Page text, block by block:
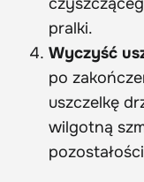
pralki.
Wyczyść
po
uszczelkę
wilgotną